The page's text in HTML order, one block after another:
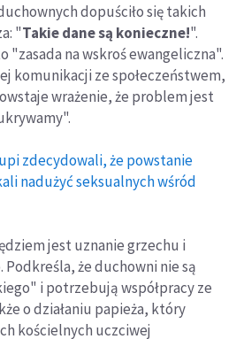
dopuściło się takich
"Takie dane są konieczne!".
"zasada na wskroś ewangeliczna".
komunikacji ze społeczeństwem,
wrażenie, że problem jest
zdecydowali, że powstanie
nadużyć seksualnych wśród
jest uznanie grzechu i
Podkreśla, że duchowni nie są
i potrzebują współpracy ze
o działaniu papieża, który
kościelnych uczciwej